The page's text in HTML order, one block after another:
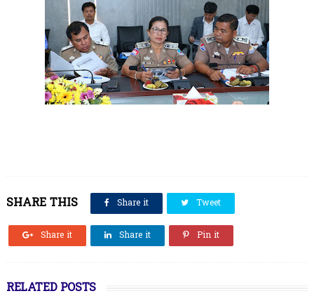
SHARE THIS Share it Tweet
Share it Share it Pin it
RELATED POSTS